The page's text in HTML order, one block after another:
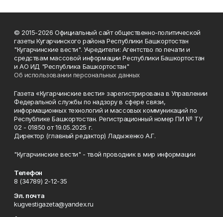
© 2015-2026 Официальный сайт общественно-политической
газеты Кугарчинского района Республики Башкортостан
"Кугарчинские вести". Учредители: Агентство по печати и
средствам массовой информации Республики Башкортостан
и АО ИД "Республика Башкортостан"
Об использовании персональных данных
Газета «Кугарчинские вести» зарегистрирована в Управлении
Федеральной службы по надзору в сфере связи,
информационных технологий и массовых коммуникаций по
Республике Башкортостан. Регистрационный номер ПИ № ТУ
02 - 01850 от 19.05.2025 г.
Директор (главный редактор) Ладыженко А.Г.
"Кугарчинские вести" - твой проводник в мир информации
Телефон
8 (34789) 2-12-35
Эл. почта
kugvestigazeta@yandex.ru